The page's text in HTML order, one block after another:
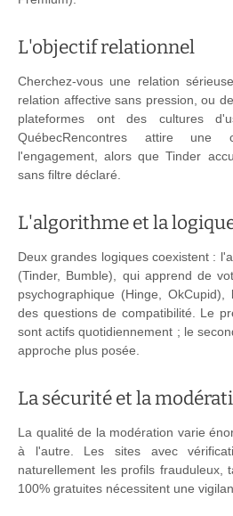
L'objectif relationnel
Cherchez-vous une relation
relation affective sans pression, ou
plateformes ont des cultures
QuébecRencontres attire une
l'engagement, alors que Tinder
sans filtre déclaré.
L'algorithme et la
Deux grandes logiques coexistent :
(Tinder, Bumble), qui apprend de
psychographique (Hinge,
des questions de compatibilité. Le
sont actifs quotidiennement ; le
approche plus posée.
La sécurité et la
La qualité de la modération varie
à l'autre. Les sites avec
naturellement les profils frauduleux,
100% gratuites nécessitent une